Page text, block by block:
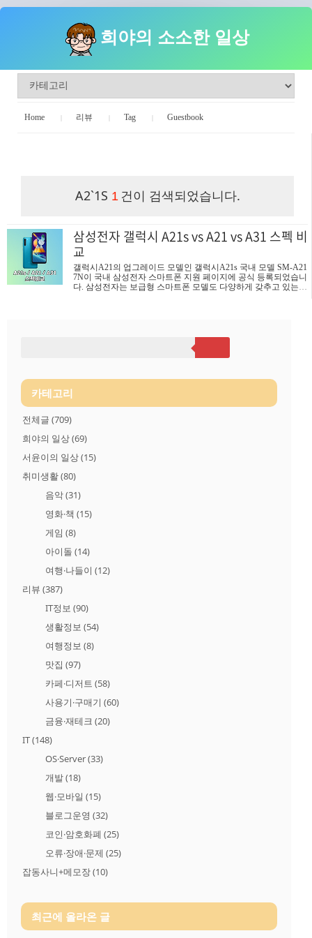
희야의 소소한 일상
Home 리뷰 Tag Guestbook
A2`1S 1 건이 검색되었습니다.
삼성전자 갤럭시 A21s vs A21 vs A31 스펙 비
교
갤럭시A21의 업그레이드 모델인 갤럭시A21s 국내 모델 SM-A21
7N이 국내 삼성전자 스마트폰 지원 페이지에 공식 등록되었습니
다. 삼성전자는 보급형 스마트폰 모델도 다양하게 갖추고 있는데
기종인 A31 모델 스펙과 비교해 보았습니다. 아래 표에서 성능을
가늠해보세요 삼성전자 갤럭시 A21s vs A21 vs A31 사양 비교표
갤럭시 A21s 갤럭시 A21 갤럭시 A31 모델명 SM-A217N SM-A21
카테고리
전체글 (709)
희야의 일상(69)
서윤이의 일상(15)
취미생활(80)
음악(31)
영화·책 (15)
게임 (8)
아이돌 (14)
여행·나들이 (12)
리뷰 (387)
IT정보 (90)
생활정보 (54)
여행정보 (8)
맛집 (97)
카페·디저트 (58)
사용기·구매기 (60)
금융·재테크 (20)
IT(148)
OS·Server(33)
개발(18)
웹·모바일 (15)
블로그운영 (32)
코인·암호화폐 (25)
오류·장애·문제 (25)
잡동사니+메모장(10)
최근에 올라온 글